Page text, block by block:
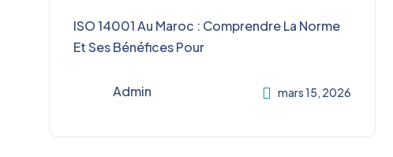
ISO 14001 Au Maroc : Comprendre La Norme
Et Ses Bénéfices Pour
Admin mars 15, 2026